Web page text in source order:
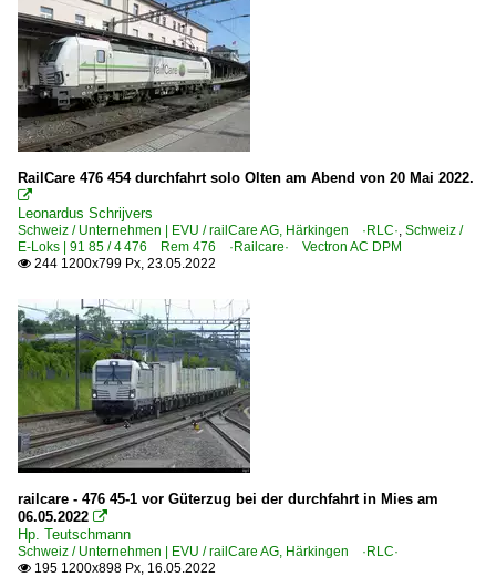
RailCare 476 454 durchfahrt solo Olten am Abend von 20 Mai 2022.

Leonardus Schrijvers
Schweiz / Unternehmen | EVU / railCare AG, Härkingen ·RLC·, Schweiz /
E-Loks | 91 85 / 4 476 Rem 476 ·Railcare· Vectron AC DPM
 244 1200x799 Px, 23.05.2022
railcare - 476 45-1 vor Güterzug bei der durchfahrt in Mies am
06.05.2022 
Hp. Teutschmann
Schweiz / Unternehmen | EVU / railCare AG, Härkingen ·RLC·
 195 1200x898 Px, 16.05.2022